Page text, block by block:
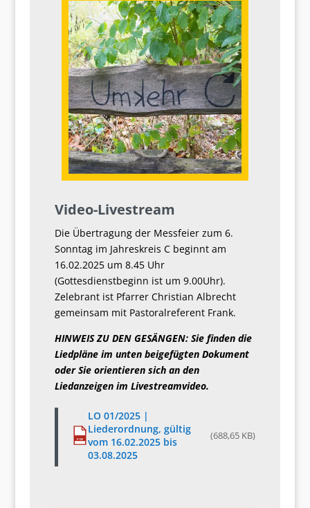
Video-Livestream
Die Übertragung der Messfeier zum 6.
Sonntag im Jahreskreis C beginnt am
16.02.2025 um 8.45 Uhr
(Gottesdienstbeginn ist um 9.00Uhr).
Zelebrant ist Pfarrer Christian Albrecht
gemeinsam mit Pastoralreferent Frank.
HINWEIS ZU DEN GESÄNGEN: Sie finden die
Liedpläne im unten beigefügten Dokument
oder Sie orientieren sich an den
Liedanzeigen im Livestreamvideo.
PDF
LO 01/2025 |
Liederordnung, gültig
vom 16.02.2025 bis
03.08.2025
(688,65 KB)